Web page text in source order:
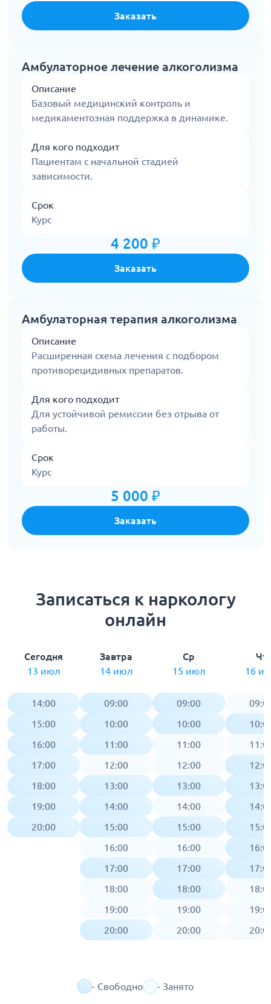
Заказать
Амбулаторное лечение алкоголизма
Описание
Базовый медицинский контроль и
медикаментозная поддержка в динамике.
Для кого подходит
Пациентам с начальной стадией
зависимости.
Срок
Курс
4 200 ₽
Заказать
Амбулаторная терапия алкоголизма
Описание
Расширенная схема лечения с подбором
противорецидивных препаратов.
Для кого подходит
Для устойчивой ремиссии без отрыва от
работы.
Срок
Курс
5 000 ₽
Заказать
Записаться к наркологу
онлайн
Сегодня
13 июл
14:00
15:00
16:00
17:00
18:00
19:00
20:00
Завтра
14 июл
09:00
10:00
11:00
12:00
13:00
14:00
15:00
16:00
17:00
18:00
19:00
20:00
Ср
15 июл
09:00
10:00
11:00
12:00
13:00
14:00
15:00
16:00
17:00
18:00
19:00
20:00
Чт
16
- Свободно - Занято